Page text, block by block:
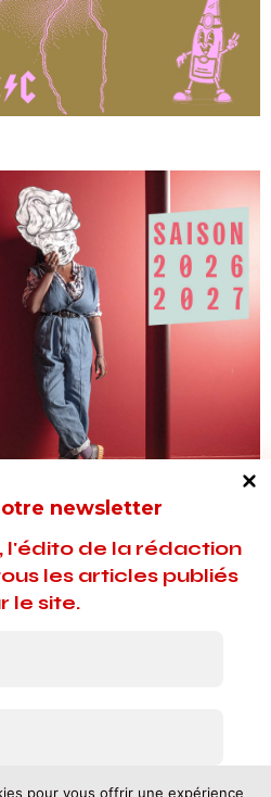
newsletter
l'édito de la rédaction
les articles publiés
le site.
pour vous offrir une expérience